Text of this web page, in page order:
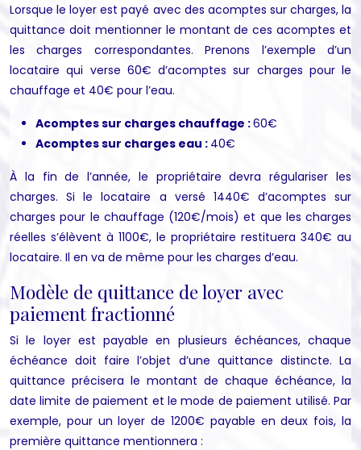
Lorsque le loyer est payé avec des acomptes sur charges, la
quittance doit mentionner le montant de ces acomptes et
les charges correspondantes. Prenons l’exemple d’un
locataire qui verse 60€ d’acomptes sur charges pour le
chauffage et 40€ pour l’eau.
Acomptes sur charges chauffage :60€
Acomptes sur charges eau : 40€
À la fin de l’année, le propriétaire devra régulariser les
charges. Si le locataire a versé 1440€ d’acomptes sur
charges pour le chauffage (120€/mois) et que les charges
réelles s’élèvent à 1100€, le propriétaire restituera 340€ au
locataire. Il en va de même pour les charges d’eau.
Modèle de quittance de loyer avec
paiement fractionné
Si le loyer est payable en plusieurs échéances, chaque
échéance doit faire l’objet d’une quittance distincte. La
quittance précisera le montant de chaque échéance, la
date limite de paiement et le mode de paiement utilisé. Par
exemple, pour un loyer de 1200€ payable en deux fois, la
première quittance mentionnera :